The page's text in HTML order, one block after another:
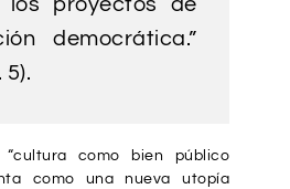
los proyectos de
democrática.”
5).
como bien público
como una nueva utopía